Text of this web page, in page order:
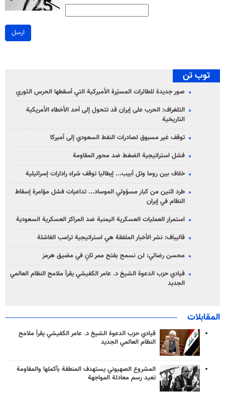
ارسل
توب تن
صور جديدة للطائرات المسيّرة الأميركية التي أسقطها الحرس الثوري
التلغراف: الحرب على إيران قد تتحول إلى أحد الأخطاء الأمريكية
التاريخية
توقف غير مسبوق لصادرات النفط السعودي إلى أميركا
فشل استراتيجية الضغط ضد محور المقاومة
خلاف بين روما وتل أبيب... إيطاليا توقف شراء رادارات إسرائيلية
طرد اثنين من كبار مسؤولي الموساد... تداعيات فشل مؤامرة إسقاط
النظام في إيران
استمرار العمليات العسكرية اليمنية ضد المراكز العسكرية السعودية
قاليباف: نشر الأخبار الملفقة هي استراتيجية ترامب الفاشلة
محسن رضائي: لن نسمح بفتح ممر ثانٍ في مضيق هرمز
قيادي حزب الدعوة الشيخ د. عامر الكفيشي يقرأ ملامح النظام العالمي
الجديد
المقابلات
قيادي حزب الدعوة الشيخ د. عامر الكفيشي يقرأ ملامح
النظام العالمي الجديد
المشروع الصهيوني يستهدف المنطقة بأكملها والمقاومة
تعيد رسم معادلة المواجهة